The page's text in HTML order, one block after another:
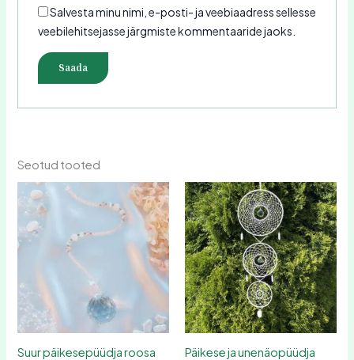
Salvesta minu nimi, e-posti- ja veebiaadress sellesse
veebilehitsejasse järgmiste kommentaaride jaoks.
Seotud tooted
Suur päikesepüüdja roosa
Päikese ja unenäopüüdja